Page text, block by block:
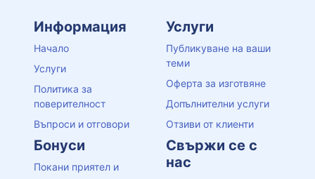
Информация
Начало
Услуги
Политика за
поверителност
Въпроси и отговори
Услуги
Публикуване на ваши
теми
Оферта за изготвяне
Допълнителни услуги
Отзиви от клиенти
Бонуси
Покани приятел и
Свържи се с
нас